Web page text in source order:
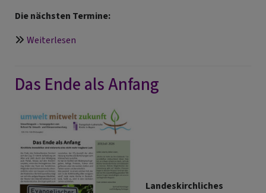
Die nächsten Termine:
Weiterlesen
Treff
Das Ende als Anfang
Landeskirchliches